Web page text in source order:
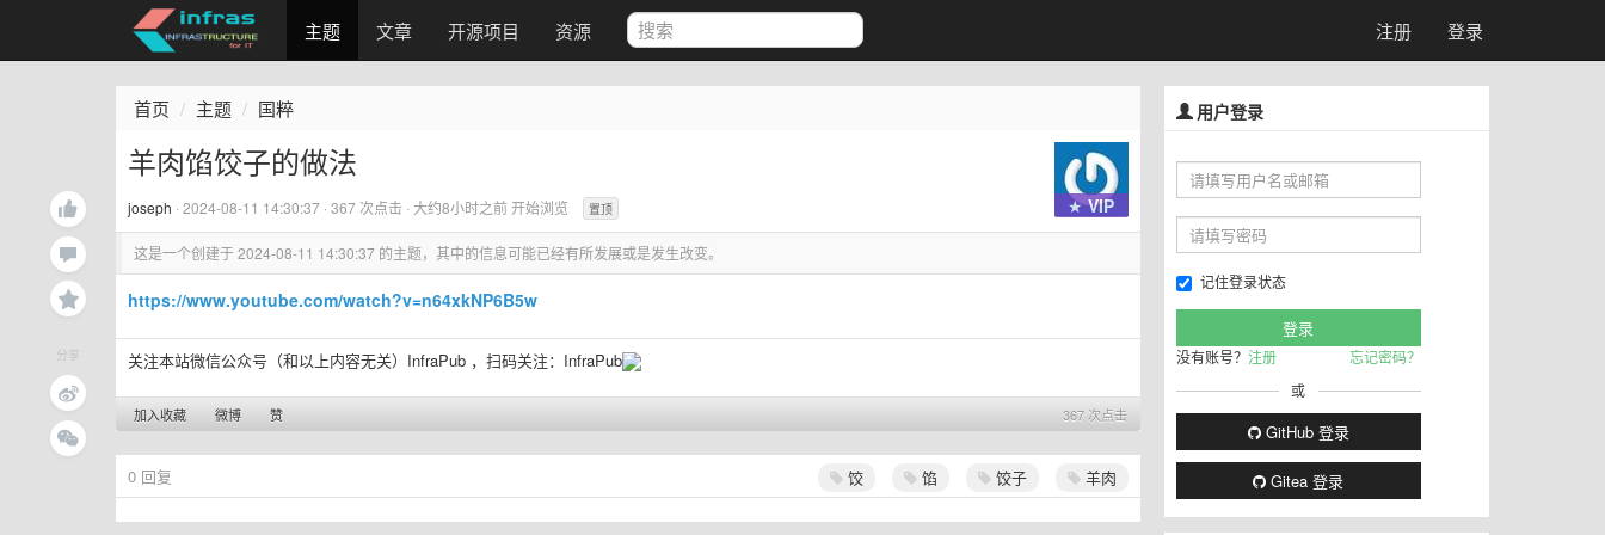
主题 文章 开源项目 资源 注册 登录
首页 主题 国粹
★ VIP
羊肉馅饺子的做法
joseph · 2024-08-11 14:30:37 · 367 次点击 · 大约8小时之前开始浏览 置顶
这是一个创建于2024-08-11 14:30:37 的主题，其中的信息可能已经有所发展或是发生改变。
https://www.youtube.com/watch?v=n64xkNP6B5w
关注本站微信公众号（和以上内容无关）InfraPub ，扫码关注： InfraPub
367 次点击
加入收藏 微博 赞
饺 馅 饺子 羊肉
0 回复
用户登录
记住登录状态
没有账号？ 注册
忘记密码？
或
GitHub 登录
Gitea 登录